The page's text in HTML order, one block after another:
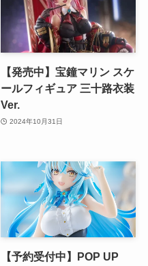
【発売中】宝鐘マリン スケ
ールフィギュア 三十路衣装
Ver.
2024年10月31日
【予約受付中】POP UP